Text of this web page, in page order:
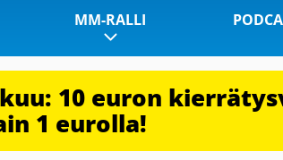
MM-RALLI
10 euron
1 eurolla!